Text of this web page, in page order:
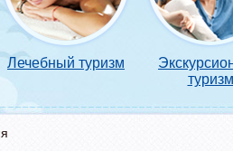
Лечебный туризм
туризм